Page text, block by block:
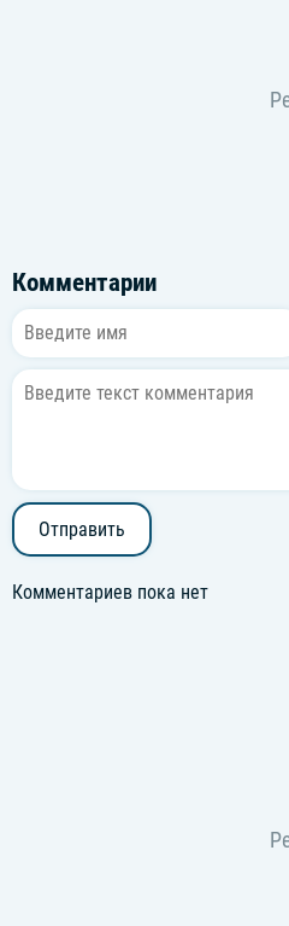
Комментарии
Отправить
Комментариев пока нет